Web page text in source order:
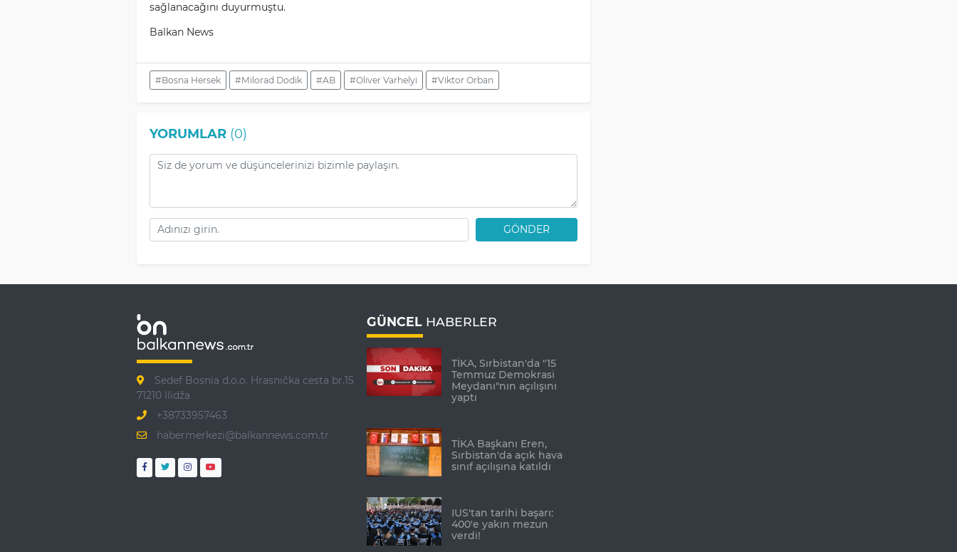
sağlanacağını duyurmuştu.
Balkan News
#Bosna Hersek #Milorad Dodik #AB #Oliver Varhelyi #Viktor Orban
YORUMLAR(0)
GÖNDER
Sedef Bosnia d.o.o. Hrasnička cesta br.15
71210 Ilidža
+38733957463
habermerkezi@balkannews.com.tr
GÜNCEL HABERLER
TİKA, Sırbistan'da "15
Temmuz Demokrasi
Meydanı"nın açılışını
yaptı
TİKA Başkanı Eren,
Sırbistan'da açık hava
sınıf açılışına katıldı
IUS'tan tarihi başarı:
400'e yakın mezun
verdi!